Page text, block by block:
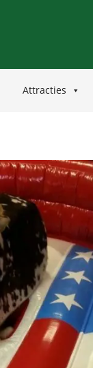
Attracties